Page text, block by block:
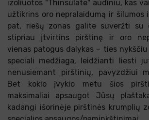
izoliuotos "Thinsulate" audiniu, kas
užtikrins oro nepralaidumą ir šilumos
pat, riešų zonas galite suveržti su
stipriau įtvirtins pirštinę ir oro
vienas patogus dalykas – ties
speciali medžiaga, leidžianti liesti
nenusiemant pirštinių, pavyzdžiui
Bet kokio įvykio metu šios
maksimaliai apsaugot Jūsų
kadangi išorinėje pirštinės krumplių